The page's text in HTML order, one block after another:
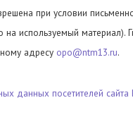
при условии
на используемый материал).
адресу opo@ntm13.ru.
данных посетителей